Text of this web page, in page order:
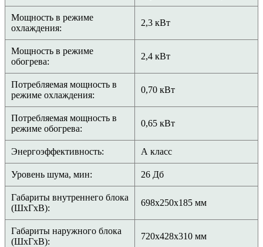
Мощность в режиме
охлаждения:
2,3 кВт
Мощность в режиме
обогрева:
2,4 кВт
Потребляемая мощность в
режиме охлаждения:
0,70 кВт
Потребляемая мощность в
режиме обогрева:
0,65 кВт
Энергоэффективность: А класс
Уровень шума, мин: 26 Дб
Габариты внутреннего блока
(ШхГхВ):
698х250х185 мм
Габариты наружного блока
(ШхГхВ):
720х428х310 мм